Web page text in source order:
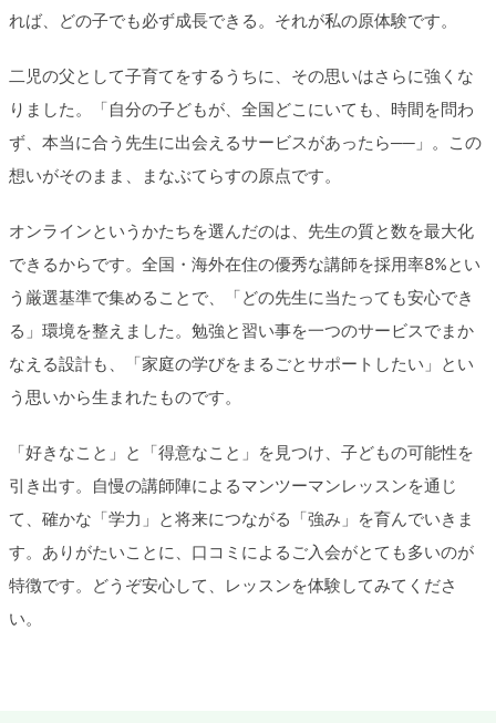
れば、どの子でも必ず成長できる。それが私の原体験です。
二児の父として子育てをするうちに、その思いはさらに強くな
りました。「自分の子どもが、全国どこにいても、時間を問わ
ず、本当に合う先生に出会えるサービスがあったら──」。この
想いがそのまま、まなぶてらすの原点です。
オンラインというかたちを選んだのは、先生の質と数を最大化
できるからです。全国・海外在住の優秀な講師を採用率8%とい
う厳選基準で集めることで、「どの先生に当たっても安心でき
る」環境を整えました。勉強と習い事を一つのサービスでまか
なえる設計も、「家庭の学びをまるごとサポートしたい」とい
う思いから生まれたものです。
「好きなこと」と「得意なこと」を見つけ、子どもの可能性を
引き出す。自慢の講師陣によるマンツーマンレッスンを通じ
て、確かな「学力」と将来につながる「強み」を育んでいきま
す。ありがたいことに、口コミによるご入会がとても多いのが
特徴です。どうぞ安心して、レッスンを体験してみてくださ
い。